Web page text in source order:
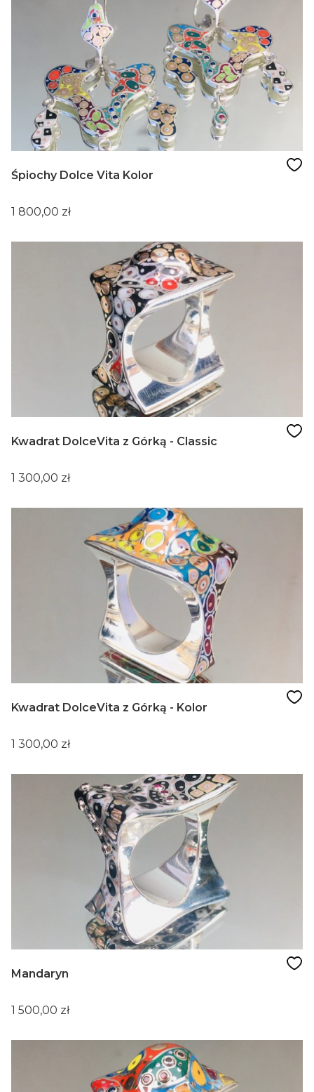
Śpiochy Dolce Vita Kolor
Cena
1 800,00 zł
Kwadrat DolceVita z Górką - Classic
Cena
1 300,00 zł
Kwadrat DolceVita z Górką - Kolor
Cena
1 300,00 zł
Mandaryn
Cena
1 500,00 zł